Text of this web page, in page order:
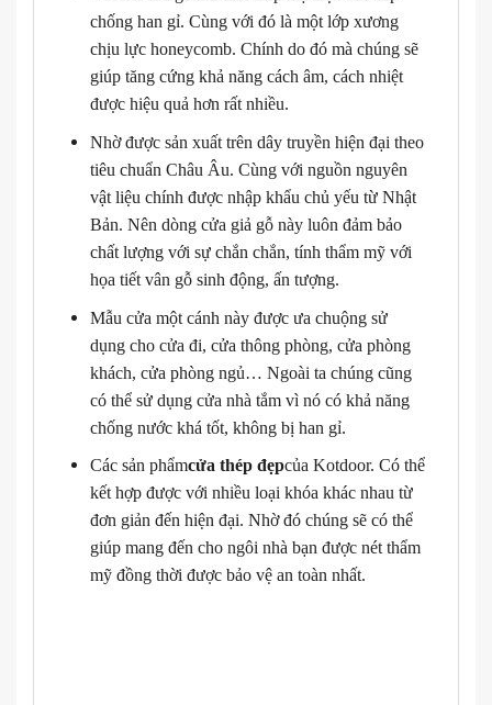
chống han gỉ. Cùng với đó là một lớp xương
chịu lực honeycomb. Chính do đó mà chúng sẽ
giúp tăng cứng khả năng cách âm, cách nhiệt
được hiệu quả hơn rất nhiều.
Nhờ được sản xuất trên dây truyền hiện đại theo
tiêu chuẩn Châu Âu. Cùng với nguồn nguyên
vật liệu chính được nhập khẩu chủ yếu từ Nhật
Bản. Nên dòng cửa giả gỗ này luôn đảm bảo
chất lượng với sự chắn chắn, tính thẩm mỹ với
họa tiết vân gỗ sinh động, ấn tượng.
Mẫu cửa một cánh này được ưa chuộng sử
dụng cho cửa đi, cửa thông phòng, cửa phòng
khách, cửa phòng ngủ… Ngoài ta chúng cũng
có thể sử dụng cửa nhà tắm vì nó có khả năng
chống nước khá tốt, không bị han gỉ.
Các sản phẩmcửa thép đẹpcủa Kotdoor. Có thể
kết hợp được với nhiều loại khóa khác nhau từ
đơn giản đến hiện đại. Nhờ đó chúng sẽ có thể
giúp mang đến cho ngôi nhà bạn được nét thẩm
mỹ đồng thời được bảo vệ an toàn nhất.